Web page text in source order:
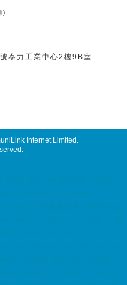
)
泰力工業中心2樓9B室
Internet Limited .